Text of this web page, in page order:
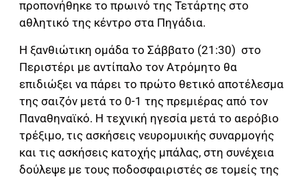
προπονήθηκε το πρωινό της Τετάρτης στο
αθλητικό της κέντρο στα Πηγάδια.
Η ξανθιώτικη ομάδα το Σάββατο (21:30) στο
Περιστέρι με αντίπαλο τον Ατρόμητο θα
επιδιώξει να πάρει το πρώτο θετικό αποτέλεσμα
της σαιζόν μετά το 0-1 της πρεμιέρας από τον
Παναθηναϊκό. Η τεχνική ηγεσία μετά το αερόβιο
τρέξιμο, τις ασκήσεις νευρομυικής συναρμογής
και τις ασκήσεις κατοχής μπάλας, στη συνέχεια
δούλεψε με τους ποδοσφαιριστές σε τομείς της